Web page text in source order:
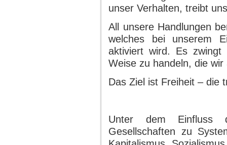
unser Verhalten, treibt
All unsere Handlungen
welches bei unserem
aktiviert wird. Es
Weise zu handeln, die
Das Ziel ist Freiheit – die
Unter dem Einfluss
Gesellschaften zu